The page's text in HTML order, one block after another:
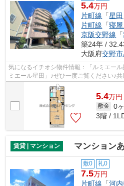
5.4万円
片町線 「星田
片町線 「寝
京阪交野線 「
築24年 /
大阪府交野市
気になるイチオシ物件情報：「ルミエー
ミエール星田」♪ぜひ一度ご覧ください♪
置き場など様々な設備やサービスが揃...
5.4万円
敷金 0
3階 /
賃貸 | マンション マンション
敷0 礼0
7.5万円
片町線 「河